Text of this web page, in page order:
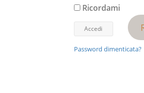
Ricordami
Password dimenticata?